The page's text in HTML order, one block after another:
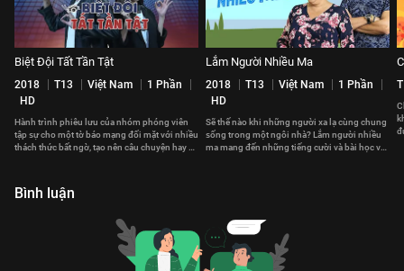
Biệt Đội Tất Tần Tật
2018 T13 Việt Nam
1 Phần
HD
Hành trình phiêu lưu của nhóm phóng viên
tập sự cho một tờ báo mạng đối mặt với nhiều
thách thức bất ngờ, tạo nên câu chuyện hay về
Lắm Người Nhiều Ma
2018 T13 Việt Nam
1 Phần
HD
Sẽ thế nào khi những người xa lạ cùng chung
sống trong một ngôi nhà? Lắm người nhiều
ma mang đến những tiếng cười và bài học về
Bình luận